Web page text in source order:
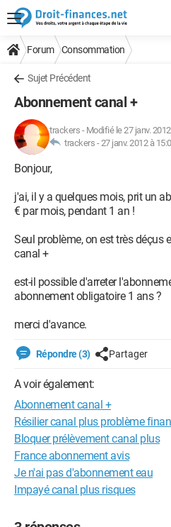
Forum Consommation
Sujet Précédent
Abonnement canal +
trackers - Modifié le 27 janv.
trackers -27 janv. 2012 à
Bonjour,
j'ai, il y a quelques mois, prit un
€ par mois, pendant 1 an !
Seul problème, on est très déçus
canal +
est-il possible d'arreter
abonnement obligatoire 1 ans ?
merci d'avance.
Répondre (3) Partager
A voir également:
Abonnement canal +
Résilier canal plus problème
Bloquer prélèvement canal plus
France abonnement avis
Je n'ai pas d'abonnement eau
Impayé canal plus risques